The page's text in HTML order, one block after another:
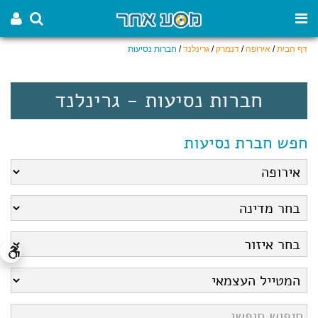
דף הבית/ אירופה/ דנמרק/ גרינלנד/ חברות נסיעות
חברות נסיעות - גרינלנד
חפש חברת נסיעות